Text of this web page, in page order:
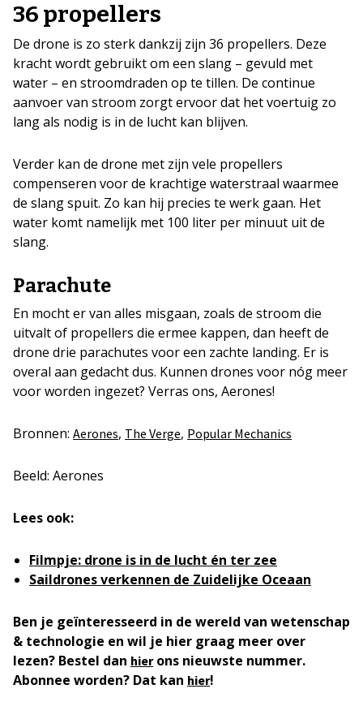
36 propellers
De drone is zo sterk dankzij zijn 36 propellers. Deze
kracht wordt gebruikt om een slang – gevuld met
water – en stroomdraden op te tillen. De continue
aanvoer van stroom zorgt ervoor dat het voertuig zo
lang als nodig is in de lucht kan blijven.
Verder kan de drone met zijn vele propellers
compenseren voor de krachtige waterstraal waarmee
de slang spuit. Zo kan hij precies te werk gaan. Het
water komt namelijk met 100 liter per minuut uit de
slang.
Parachute
En mocht er van alles misgaan, zoals de stroom die
uitvalt of propellers die ermee kappen, dan heeft de
drone drie parachutes voor een zachte landing. Er is
overal aan gedacht dus. Kunnen drones voor nóg meer
voor worden ingezet? Verras ons, Aerones!
Bronnen: Aerones, The Verge, Popular Mechanics
Beeld: Aerones
Lees ook:
Filmpje: drone is in de lucht én ter zee
Saildrones verkennen de Zuidelijke Oceaan
Ben je geïnteresseerd in de wereld van wetenschap
& technologie en wil je hier graag meer over
lezen? Bestel dan hierons nieuwste nummer.
Abonnee worden? Dat kan hier!